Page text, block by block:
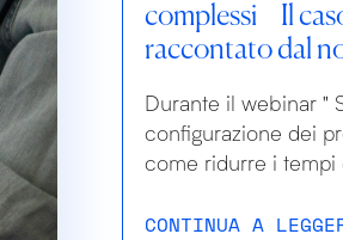
complessi – Il
raccontato dal
Durante il webinar "
configurazione dei
come ridurre i tempi
CONTINUA A